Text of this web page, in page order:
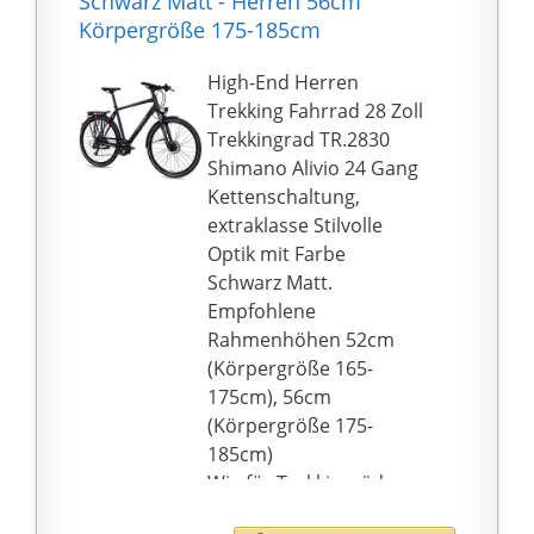
Rahmentasche, sowie
dazu.
🚲 EINZIGARTIGES
DESIGN: Die LICORNE
BIKES können nicht nur
mit Ihren inneren
Werten glänzen. Mit
dem modernen und
einzigartigen Design
sind die hochwertigen
Bikes in jeder Lage ein
echter Hingucker. Mit
dem Fahrrad von
LICORNE Bike sieht
Dich, dank der
Vorder-/Hintergrundbel
Körpergröße 175-185cm
High-End Herren
Trekking Fahrrad 28 Zoll
Trekkingrad TR.2830
Shimano Alivio 24 Gang
Kettenschaltung,
extraklasse Stilvolle
Optik mit Farbe
Schwarz Matt.
Empfohlene
Rahmenhöhen 52cm
(Körpergröße 165-
175cm), 56cm
(Körpergröße 175-
185cm)
Wie für Trekkingräder